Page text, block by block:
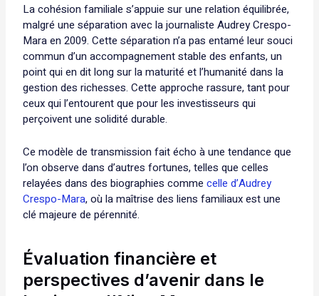
La cohésion familiale s’appuie sur une relation équilibrée,
malgré une séparation avec la journaliste Audrey Crespo-
Mara en 2009. Cette séparation n’a pas entamé leur souci
commun d’un accompagnement stable des enfants, un
point qui en dit long sur la maturité et l’humanité dans la
gestion des richesses. Cette approche rassure, tant pour
ceux qui l’entourent que pour les investisseurs qui
perçoivent une solidité durable.
Ce modèle de transmission fait écho à une tendance que
l’on observe dans d’autres fortunes, telles que celles
relayées dans des biographies commecelle d’Audrey
Crespo-Mara, où la maîtrise des liens familiaux est une
clé majeure de pérennité.
Évaluation financière et
perspectives d’avenir dans le